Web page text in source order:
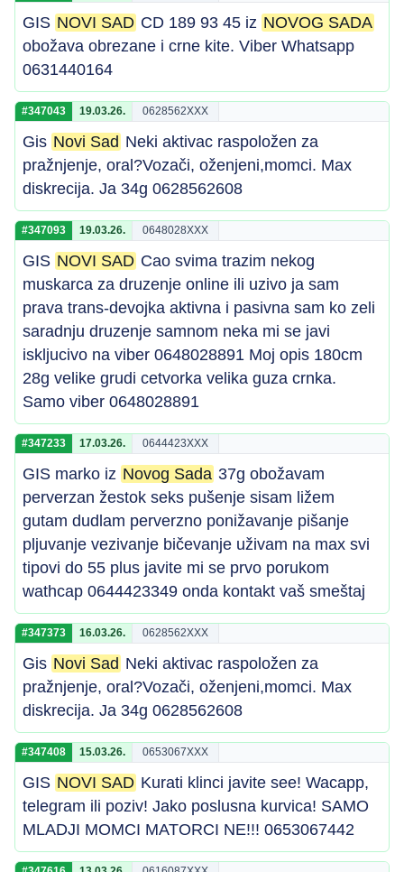
GIS NOVI SAD CD 189 93 45 iz NOVOG SADA
obožava obrezane i crne kite. Viber Whatsapp
0631440164
#347043 19.03.26. 0628562XXX
Gis Novi Sad Neki aktivac raspoložen za
pražnjenje, oral?Vozači, oženjeni,momci. Max
diskrecija. Ja 34g 0628562608
#347093 19.03.26. 0648028XXX
GIS NOVI SAD Cao svima trazim nekog
muskarca za druzenje online ili uzivo ja sam
prava trans-devojka aktivna i pasivna sam ko zeli
saradnju druzenje samnom neka mi se javi
iskljucivo na viber 0648028891 Moj opis 180cm
28g velike grudi cetvorka velika guza crnka.
Samo viber 0648028891
#347233 17.03.26. 0644423XXX
GIS marko iz Novog Sada 37g obožavam
perverzan žestok seks pušenje sisam ližem
gutam dudlam perverzno ponižavanje pišanje
pljuvanje vezivanje bičevanje uživam na max svi
tipovi do 55 plus javite mi se prvo porukom
wathcap 0644423349 onda kontakt vaš smeštaj
#347373 16.03.26. 0628562XXX
Gis Novi Sad Neki aktivac raspoložen za
pražnjenje, oral?Vozači, oženjeni,momci. Max
diskrecija. Ja 34g 0628562608
#347408 15.03.26. 0653067XXX
GIS NOVI SAD Kurati klinci javite see! Wacapp,
telegram ili poziv! Jako poslusna kurvica! SAMO
MLADJI MOMCI MATORCI NE!!! 0653067442